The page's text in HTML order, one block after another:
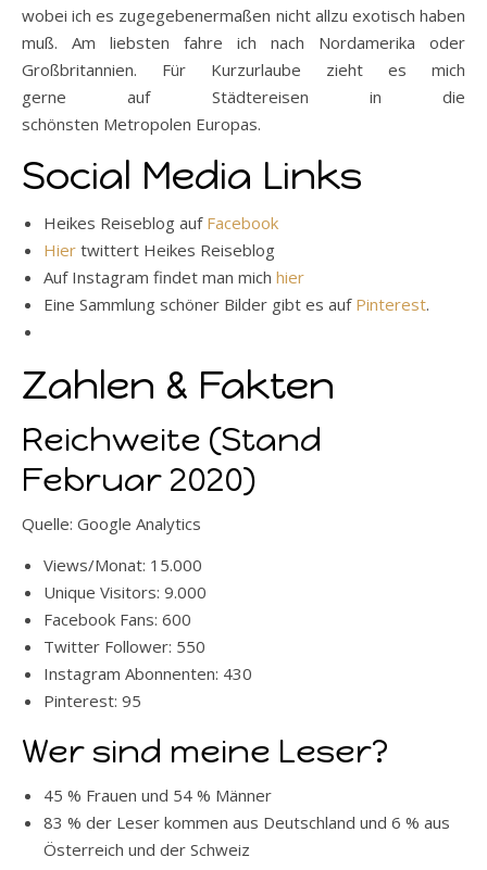
wobei ich es zugegebenermaßen nicht allzu exotisch haben
muß. Am liebsten fahre ich nach Nordamerika oder
Großbritannien. Für Kurzurlaube zieht es mich
gerne auf Städtereisen in die
schönsten Metropolen Europas.
Social Media Links
Heikes Reiseblog auf Facebook
Hier twittert Heikes Reiseblog
Auf Instagram findet man mich hier
Eine Sammlung schöner Bilder gibt es auf Pinterest.
Zahlen & Fakten
Reichweite (Stand
Februar 2020)
Quelle: Google Analytics
Views/Monat: 15.000
Unique Visitors: 9.000
Facebook Fans: 600
Twitter Follower: 550
Instagram Abonnenten: 430
Pinterest: 95
Wer sind meine Leser?
45 % Frauen und 54 % Männer
83 % der Leser kommen aus Deutschland und 6 % aus
Österreich und der Schweiz